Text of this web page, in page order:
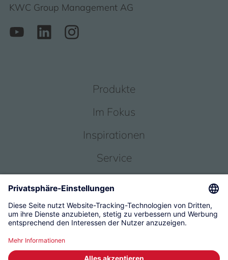
KWC Group Management AG
Produkte
Im Fokus
Inspirationen
Service
© 2026 KWC Group Management AG